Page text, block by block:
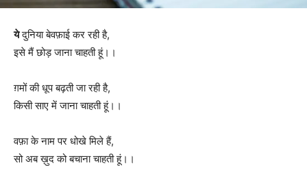
येदुनिया बेवफ़ाई कर रही है,
इसे मैं छोड़ जाना चाहती हूं।।
ग़मों की धूप बढ़ती जा रही है,
किसी साए में जाना चाहती हूं।।
वफ़ा के नाम पर धोखे मिले हैं,
सो अब ख़ुद को बचाना चाहती हूं।।